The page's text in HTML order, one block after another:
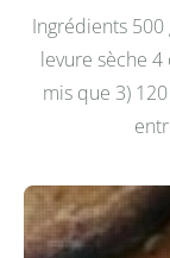
Ingrédients
levure sèche 4
mis que 3)